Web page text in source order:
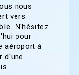
nous
vers
N'hésitez
pour
aéroport à
d'une